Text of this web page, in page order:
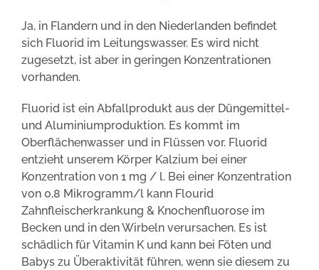
Ja, in Flandern und in den Niederlanden befindet
sich Fluorid im Leitungswasser. Es wird nicht
zugesetzt, ist aber in geringen Konzentrationen
vorhanden.
Fluorid ist ein Abfallprodukt aus der Düngemittel-
und Aluminiumproduktion. Es kommt im
Oberflächenwasser und in Flüssen vor. Fluorid
entzieht unserem Körper Kalzium bei einer
Konzentration von 1 mg / l. Bei einer Konzentration
von 0,8 Mikrogramm/l kann Flourid
Zahnfleischerkrankung & Knochenfluorose im
Becken und in den Wirbeln verursachen. Es ist
schädlich für Vitamin K und kann bei Föten und
Babys zu Überaktivität führen, wenn sie diesem zu